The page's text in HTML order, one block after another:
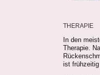
THERAPIE
In den
Therapie.
ist frühzeitig